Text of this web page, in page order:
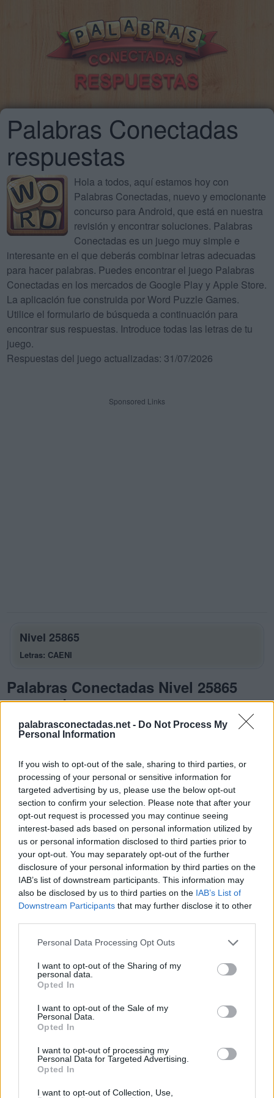
palabrasconectadas.net - Do Not Process My
Personal Information
If you wish to opt-out of the sale, sharing to third parties, or
processing of your personal or sensitive information for
targeted advertising by us, please use the below opt-out
section to confirm your selection. Please note that after your
opt-out request is processed you may continue seeing
interest-based ads based on personal information utilized by
us or personal information disclosed to third parties prior to
your opt-out. You may separately opt-out of the further
disclosure of your personal information by third parties on the
IAB’s list of downstream participants. This information may
also be disclosed by us to third parties on the IAB’s List of
Downstream Participants that may further disclose it to other
Personal Data Processing Opt Outs
I want to opt-out of the Sharing of my
personal data.
Opted In
I want to opt-out of the Sale of my
Personal Data.
Opted In
I want to opt-out of processing my
Personal Data for Targeted Advertising.
Opted In
I want to opt-out of Collection, Use,
Palabras Conectadas
respuestas
Hola a todos, aquí estamos hoy con
Palabras Conectadas, nuevo y emocionante
concurso para Android, que está en nuestra
revisión y encontrar soluciones. Palabras
Conectadas es un juego muy simple e
interesante en el que deberás combinar letras adecuadas
para hacer palabras. Puedes encontrar el juego Palabras
Conectadas en los mercados de Google Play y Apple Store.
La aplicación fue construida por Word Puzzle Games.
Utilice el formulario de búsqueda a continuación para
encontrar sus respuestas. Introduce todas las letras de tu
juego.
Respuestas del juego actualizadas: 31/07/2026
Sponsored Links
Nivel 25865
Letras: CAENI
Palabras Conectadas Nivel 25865
respuestas
La respuesta a este rompecabezas es:
C
A E
N
C
E N
A
N
A C
E
N
E C I
A
Palabras extra:
C
I N
E
C
I E
N
I
N C A
BUSCAR MÁS
Por favor seleccione los niveles:
Palabras Conectadas Respuesta de nivel 25861
Palabras Conectadas Respuesta de nivel 25862
Palabras Conectadas Respuesta de nivel 25863